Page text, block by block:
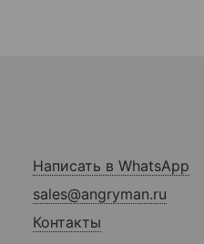
Написать в WhatsApp
sales@angryman.ru
Контакты